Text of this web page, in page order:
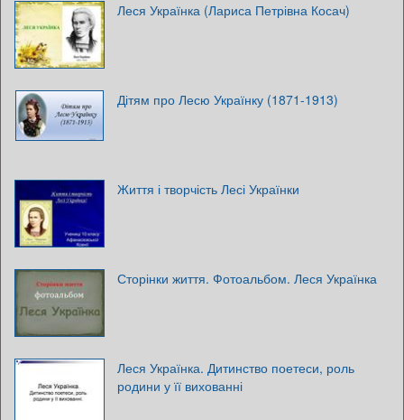
Леся Українка (Лариса Петрівна Косач)
Дітям про Лесю Українку (1871-1913)
Життя і творчість Лесі Українки
Сторінки життя. Фотоальбом. Леся Українка
Леся Українка. Дитинство поетеси, роль
родини у її вихованні